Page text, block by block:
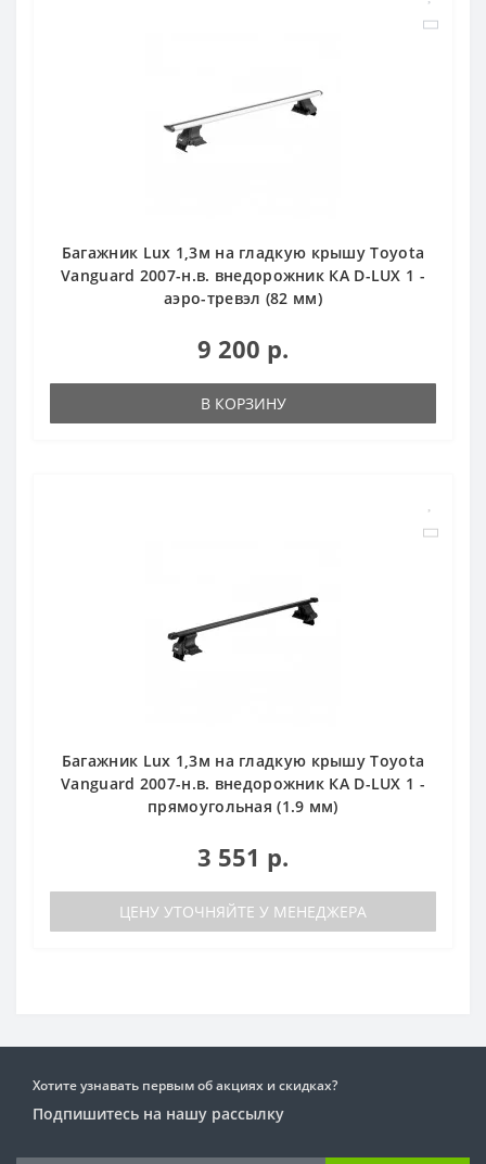
Багажник Lux 1,3м на гладкую крышу Toyota
Vanguard 2007-н.в. внедорожник КА D-LUX 1 -
аэро-тревэл (82 мм)
9 200 р.
В КОРЗИНУ
Багажник Lux 1,3м на гладкую крышу Toyota
Vanguard 2007-н.в. внедорожник КА D-LUX 1 -
прямоугольная (1.9 мм)
3 551 р.
ЦЕНУ УТОЧНЯЙТЕ У МЕНЕДЖЕРА
Хотите узнавать первым об акциях и скидках?
Подпишитесь на нашу рассылку